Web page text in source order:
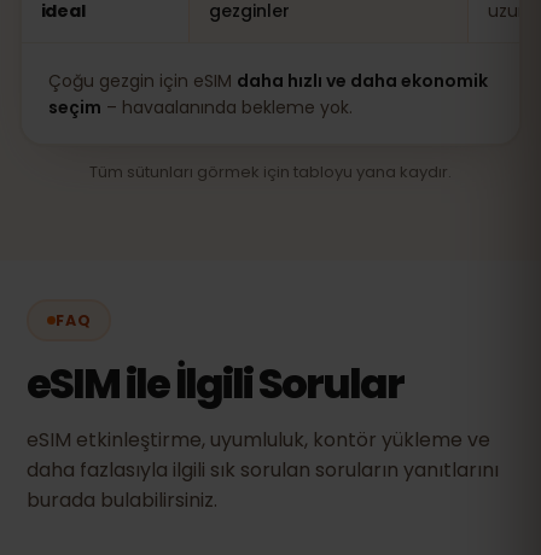
ideal gezginler uzun
Çoğu gezgin için eSIM daha hızlı ve daha ekonomik
seçim – havaalanında bekleme yok.
Tüm sütunları görmek için tabloyu yana kaydır.
FAQ
eSIM ile İlgili Sorular
eSIM etkinleştirme, uyumluluk, kontör yükleme ve
daha fazlasıyla ilgili sık sorulan soruların yanıtlarını
burada bulabilirsiniz.